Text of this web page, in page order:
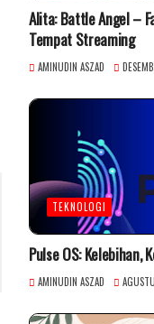
Alita: Battle Angel –
Tempat Streaming
AMINUDIN ASZAD
TEKNOLOGI
Pulse OS: Kelebihan,
AMINUDIN ASZAD